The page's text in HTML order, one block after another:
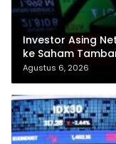
Investor Asing
ke Saham
Agustus 6, 2026